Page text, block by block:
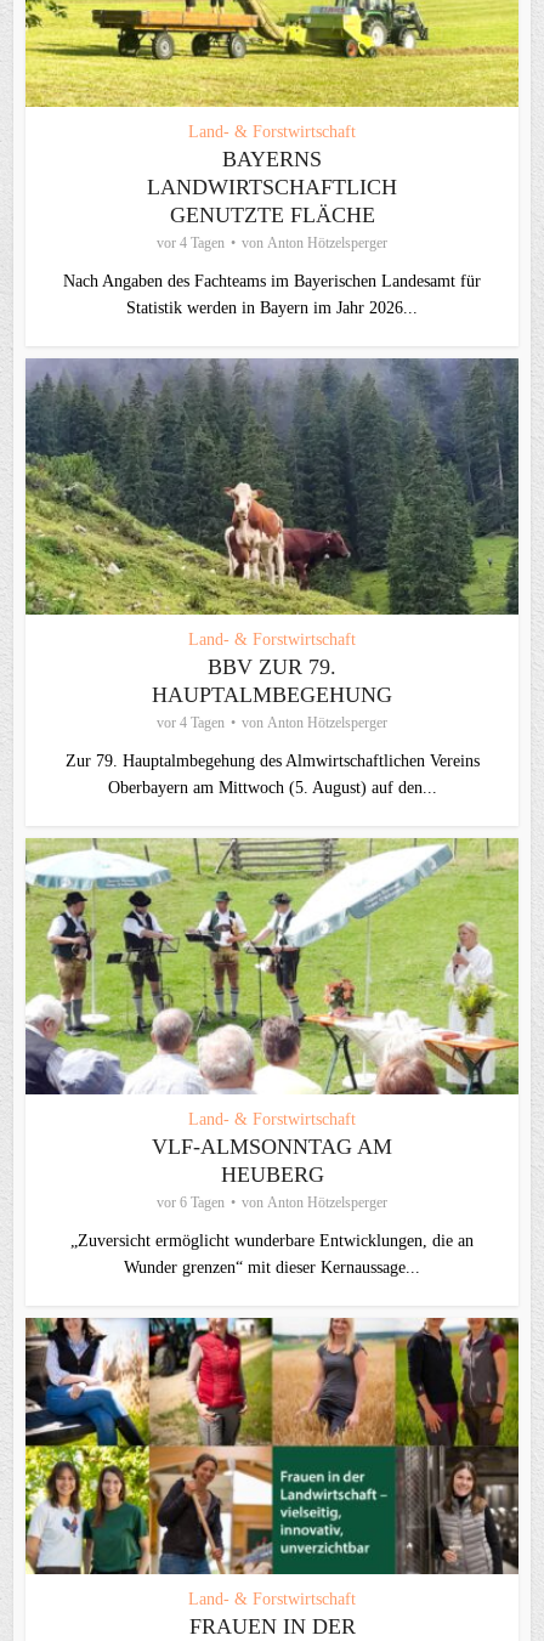
Land- & Forstwirtschaft
BAYERNS
LANDWIRTSCHAFTLICH
GENUTZTE FLÄCHE
vor 4 Tagen von Anton Hötzelsperger
Nach Angaben des Fachteams im Bayerischen Landesamt für
Statistik werden in Bayern im Jahr 2026...
Land- & Forstwirtschaft
BBV ZUR 79.
HAUPTALMBEGEHUNG
vor 4 Tagen von Anton Hötzelsperger
Zur 79. Hauptalmbegehung des Almwirtschaftlichen Vereins
Oberbayern am Mittwoch (5. August) auf den...
Land- & Forstwirtschaft
VLF-ALMSONNTAG AM
HEUBERG
vor 6 Tagen von Anton Hötzelsperger
„Zuversicht ermöglicht wunderbare Entwicklungen, die an
Wunder grenzen“ mit dieser Kernaussage...
Land- & Forstwirtschaft
FRAUEN IN DER